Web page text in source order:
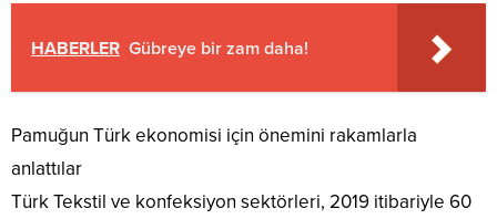
HABERLER Gübreye bir zam daha!
Pamuğun Türk ekonomisi için önemini rakamlarla
anlattılar
Türk Tekstil ve konfeksiyon sektörleri, 2019 itibariyle 60